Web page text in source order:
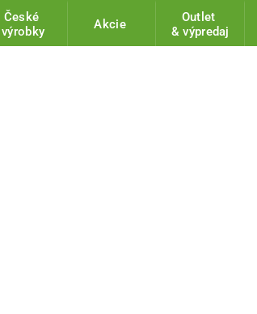
České
výrobky
Akcie
Outlet
& výpredaj